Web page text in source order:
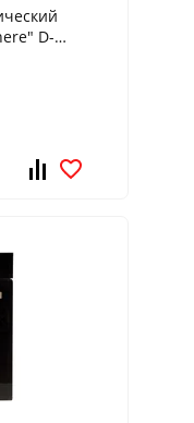
D-